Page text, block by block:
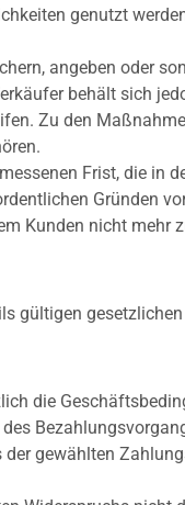
genutzt
angeben oder
behält sich
Zu den
Frist, die in
Gründen
Kunden nicht mehr
gültigen
die
gewählten